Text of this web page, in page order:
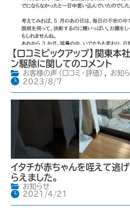
【口コミピックアップ】関東本
ン駆除に関してのコメント
お客様の声（口コミ・評価） ,
お知
2023/8/7
イタチが赤ちゃんを咥えて逃
らえました。
お知らせ
2021/4/21